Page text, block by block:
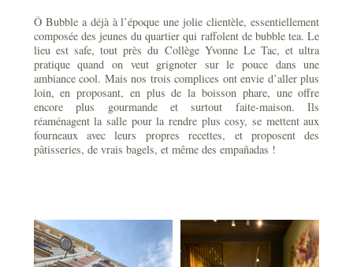
Ô Bubble a déjà à l’époque une jolie clientèle, essentiellement
composée des jeunes du quartier qui raffolent de bubble tea. Le
lieu est safe, tout près du Collège Yvonne Le Tac, et ultra
pratique quand on veut grignoter sur le pouce dans une
ambiance cool. Mais nos trois complices ont envie d’aller plus
loin, en proposant, en plus de la boisson phare, une offre
encore plus gourmande et surtout faite-maison. Ils
réaménagent la salle pour la rendre plus cosy, se mettent aux
fourneaux avec leurs propres recettes, et proposent des
pâtisseries, de vrais bagels, et même des empañadas !